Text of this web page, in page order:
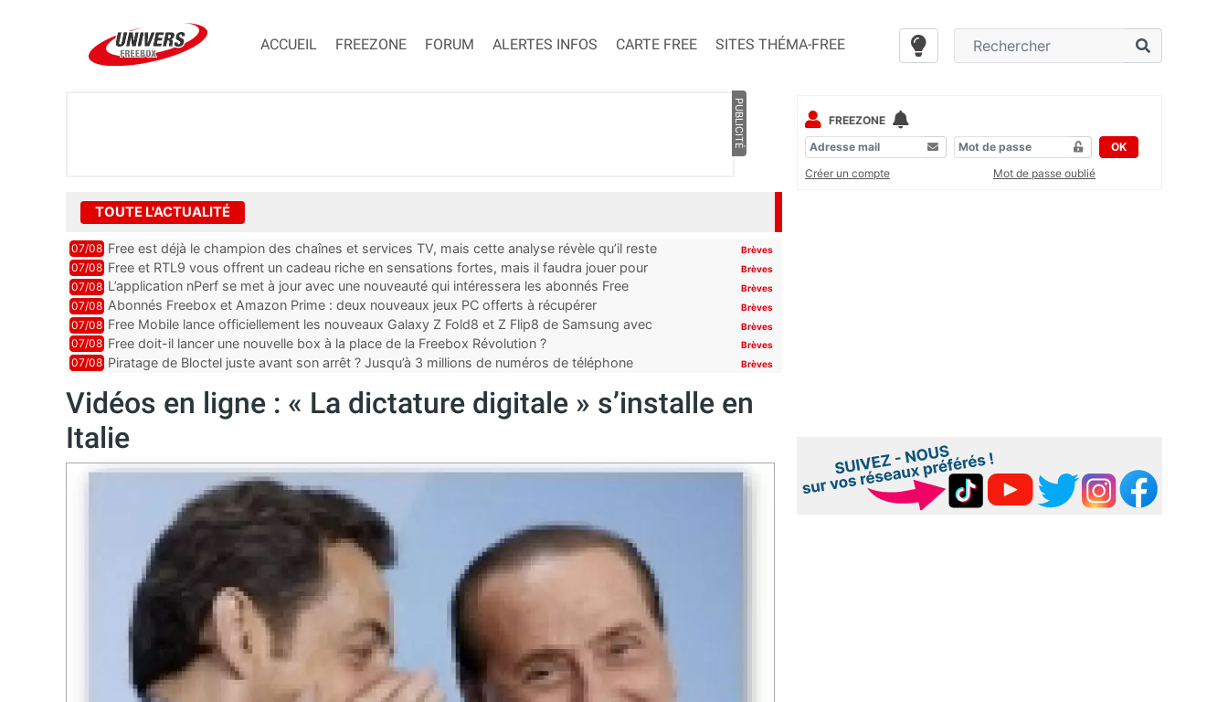
ACCUEIL FREEZONE FORUM ALERTES INFOS CARTE FREE SITES THÉMA-FREE
PUBLICITÉ
TOUTE L'ACTUALITÉ
07/08 Free est déjà le champion des chaînes et services TV, mais cette analyse révèle qu’il reste
encore au moin...
Brèves
07/08 Free et RTL9 vous offrent un cadeau riche en sensations fortes, mais il faudra jouer pour
l’obtenir
Brèves
07/08 L’application nPerf se met à jour avec une nouveauté qui intéressera les abonnés Free
Mobile, Orange, SFR ...
Brèves
07/08 Abonnés Freebox et Amazon Prime : deux nouveaux jeux PC offerts à récupérer Brèves
07/08 Free Mobile lance officiellement les nouveaux Galaxy Z Fold8 et Z Flip8 de Samsung avec
des promos et des cadeaux
Brèves
07/08 Free doit-il lancer une nouvelle box à la place de la Freebox Révolution ? Brèves
07/08 Piratage de Bloctel juste avant son arrêt ? Jusqu’à 3 millions de numéros de téléphone
Brèves
Vidéos en ligne : « La dictature digitale » s’installe en
Italie
FREEZONE
OK
Créer un compte
Mot de passe oublié